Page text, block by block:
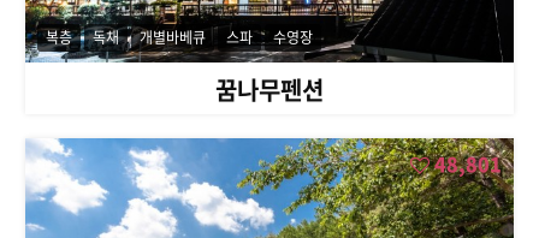
꿈나무펜션
복층 독채 개별바베큐 스파 수영장
48,801